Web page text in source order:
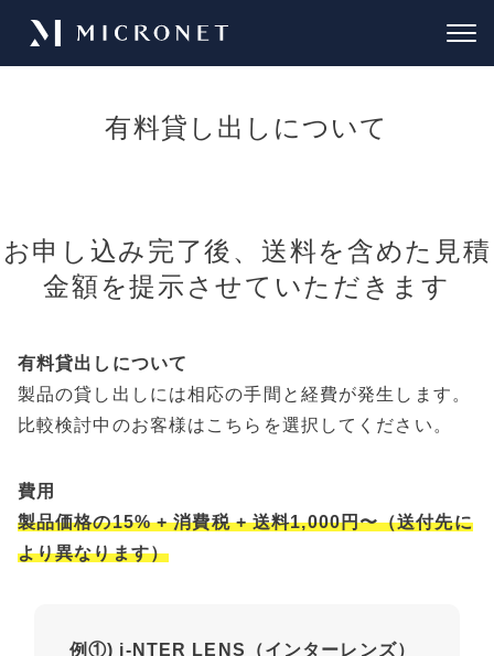
有料貸し出しについて
お申し込み完了後、送料を含めた見積
金額を提示させていただきます
有料貸出しについて
製品の貸し出しには相応の手間と経費が発生します。
比較検討中のお客様はこちらを選択してください。
費用
製品価格の15% + 消費税 + 送料1,000円〜（送付先に
より異なります）
例①) i-NTER LENS（インターレンズ）